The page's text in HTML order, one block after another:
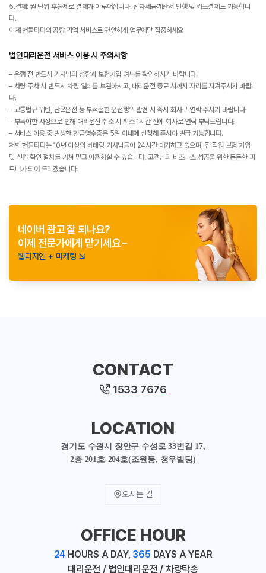
5.결제: 월 단위 후불제로 결제가 이루어집니다. 전자세금계산서 발행 및 카드결제도 가능합니
다.
이제 핸들타다의 공항 픽업 서비스로 편안하게 업무에만 집중하세요
법인대리운전 서비스 이용 시 주의사항
– 운행 전 반드시 기사님의 성함과 보험가입 여부를 확인하시기 바랍니다.
– 차량 주차 시 반드시 차량 열쇠를 보관하시고, 대리운전 종료 시까지 자리를 지켜주시기 바랍니
다.
– 교통법규 위반, 난폭운전 등 부적절한 운전행위 발견 시 즉시 회사로 연락 주시기 바랍니다.
– 부득이한 사정으로 인해 대리운전 취소 시 최소 1시간 전에 회사로 연락 부탁드립니다.
– 서비스 이용 중 발생한 현금영수증은 5일 이내에 신청해 주셔야 발급 가능합니다.
저희 핸들타다는 10년 이상의 베테랑 기사님들이 24시간 대기하고 있으며, 전 직원 보험 가입
및 신원 확인 절차를 거쳐 믿고 이용하실 수 있습니다. 고객님의 비즈니스 성공을 위한 든든한 파
트너가 되어 드리겠습니다.
네이버 광고 잘 되나요?
이제 전문가에게 맡기세요~
웹디자인 + 마케팅
CONTACT
1533 7676
LOCATION
경기도 수원시 장안구 수성로 33번길 17,
2층 201호-204호(조원동, 청우빌딩)
오시는 길
OFFICE HOUR
24 HOURS A DAY, 365 DAYS A YEAR
대리운전 / 법인대리운전 / 차량탁송